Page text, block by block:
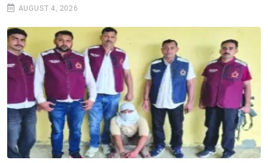
AUGUST 4, 2026